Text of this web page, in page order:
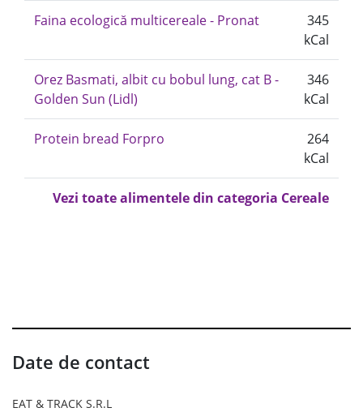
Faina ecologică multicereale - Pronat
345
kCal
Orez Basmati, albit cu bobul lung, cat B -
Golden Sun (Lidl)
346
kCal
Protein bread Forpro
264
kCal
Vezi toate alimentele din categoria Cereale
Date de contact
EAT & TRACK S.R.L